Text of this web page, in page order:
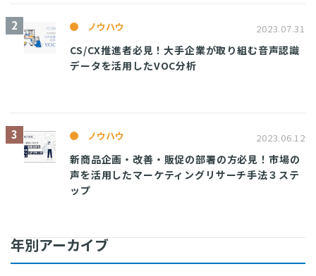
ノウハウ 2023.07.31
CS/CX推進者必見！大手企業が取り組む音声認識
データを活用したVOC分析
ノウハウ 2023.06.12
新商品企画・改善・販促の部署の方必見！市場の
声を活用したマーケティングリサーチ手法３ステ
ップ
年別アーカイブ